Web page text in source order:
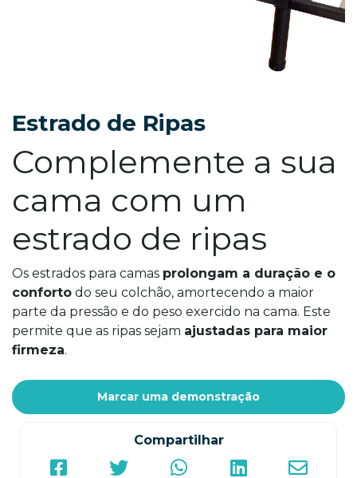
Estrado de Ripas
Complemente a sua
cama com um
estrado de ripas
Os estrados para camas prolongam a duração e o
conforto do seu colchão, amortecendo a maior
parte da pressão e do peso exercido na cama. Este
permite que as ripas sejam ajustadas para maior
firmeza.
Marcar uma demonstração
Compartilhar